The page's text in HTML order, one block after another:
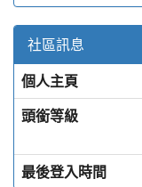
社區訊息
個人主頁
頭銜等級
最後登入時間